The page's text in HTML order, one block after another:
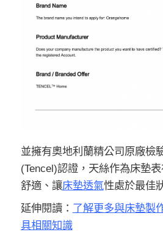
並擁有奧地利蘭精公司原廠檢
(Tencel)認證，天絲作為床墊
舒適、讓床墊透氣性處於最佳
延伸閱讀： 了解更多與床墊製
具相關知識